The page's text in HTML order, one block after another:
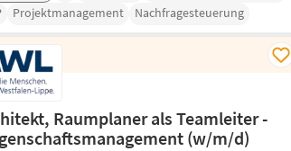
Projektmanagement Nachfragesteuerung
Raumplaner als Teamleiter -
(w/m/d)